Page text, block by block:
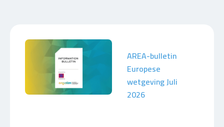
AREA-bulletin
Europese
wetgeving Juli
2026